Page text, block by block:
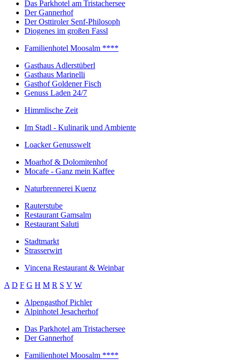
Das Parkhotel am Tristachersee
Der Gannerhof
Der Osttiroler Senf-Philosoph
Diogenes im großen Fassl
Familienhotel Moosalm ****
Gasthaus Adlerstüberl
Gasthaus Marinelli
Gasthof Goldener Fisch
Genuss Laden 24/7
Himmlische Zeit
Im Stadl - Kulinarik und Ambiente
Loacker Genusswelt
Moarhof & Dolomitenhof
Mocafe - Ganz mein Kaffee
Naturbrennerei Kuenz
Rauterstube
Restaurant Gamsalm
Restaurant Saluti
Stadtmarkt
Strasserwirt
Vincena Restaurant & Weinbar
A D F G H M R S V W
Alpengasthof Pichler
Alpinhotel Jesacherhof
Das Parkhotel am Tristachersee
Der Gannerhof
Familienhotel Moosalm ****